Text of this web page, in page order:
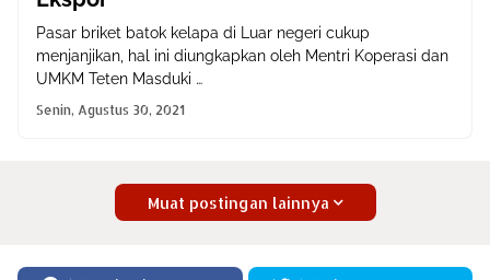
Pasar briket batok kelapa di Luar negeri cukup
menjanjikan, hal ini diungkapkan oleh Mentri Koperasi dan
UMKM Teten Masduki …
Senin, Agustus 30, 2021
Muat postingan lainnya